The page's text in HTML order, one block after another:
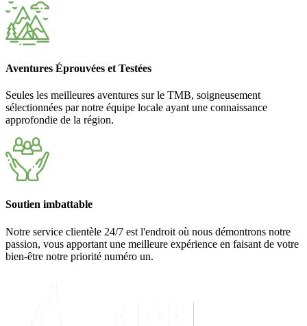
Aventures Éprouvées et Testées
Seules les meilleures aventures sur le TMB, soigneusement
sélectionnées par notre équipe locale ayant une connaissance
approfondie de la région.
Soutien imbattable
Notre service clientèle 24/7 est l'endroit où nous démontrons notre
passion, vous apportant une meilleure expérience en faisant de votre
bien-être notre priorité numéro un.